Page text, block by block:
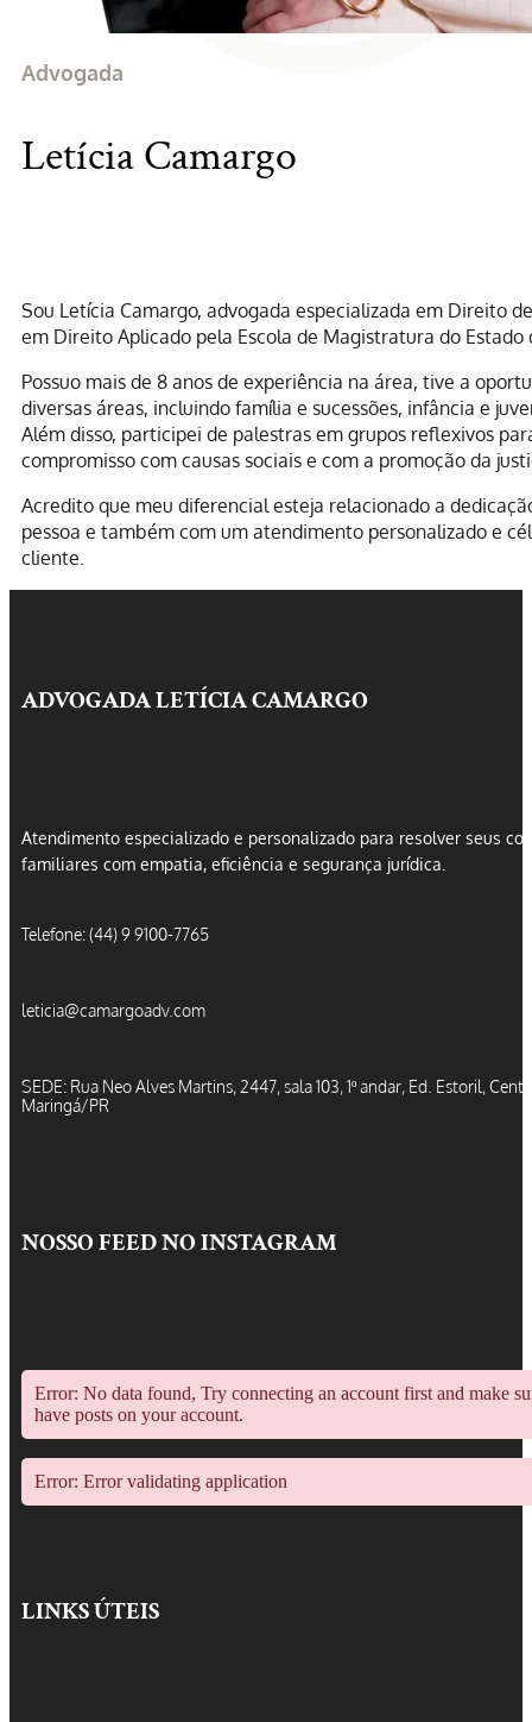
Advogada
Letícia Camargo
Sou Letícia Camargo, advogada especializada em Direito
em Direito Aplicado pela Escola de Magistratura do
Possuo mais de 8 anos de experiência na área, tive a
diversas áreas, incluindo família e sucessões, infância e
Além disso, participei de palestras em grupos reflexivos
compromisso com causas sociais e com a promoção da
Acredito que meu diferencial esteja relacionado a
pessoa e também com um atendimento personalizado e
cliente.
ADVOGADA LETÍCIA CAMARGO
Atendimento especializado e personalizado para resolver seus
familiares com empatia, eficiência e segurança jurídica.
Telefone: (44) 9 9100-7765
leticia@camargoadv.com
SEDE: Rua Neo Alves Martins, 2447, sala 103, 1º andar, Ed. Estoril,
Maringá/PR
NOSSO FEED NO INSTAGRAM
Error: No data found, Try connecting an account first and make
have posts on your account.
Error: Error validating application
LINKS ÚTEIS